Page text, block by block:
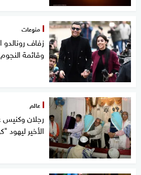
منوعات
زفاف
وقائمة
عالم
الأخير